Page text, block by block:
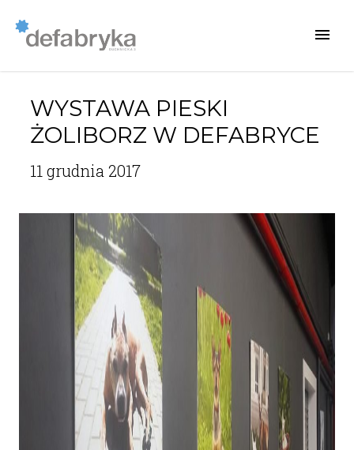
WYSTAWA PIESKI
ŻOLIBORZ W DEFABRYCE
11 grudnia 2017